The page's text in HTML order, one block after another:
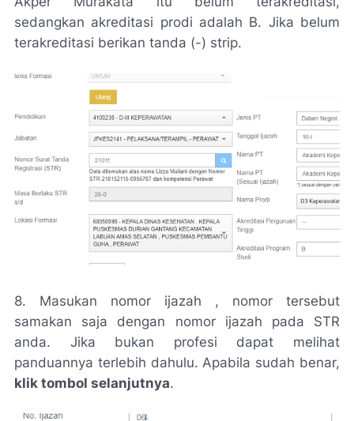
sedangkan akreditasi prodi adalah B. Jika belum
terakreditasi berikan tanda (-) strip.
8. Masukan nomor ijazah , nomor tersebut
samakan saja dengan nomor ijazah pada STR
anda. Jika bukan profesi dapat melihat
panduannya terlebih dahulu. Apabila sudah benar,
klik tombol selanjutnya.